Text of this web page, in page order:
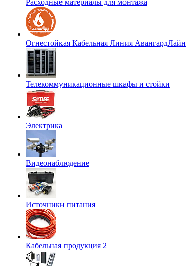
Расходные материалы для монтажа
Огнестойкая Кабельная Линия АвангардЛайн
Телекоммуникационные шкафы и стойки
Электрика
Видеонаблюдение
Источники питания
Кабельная продукция 2